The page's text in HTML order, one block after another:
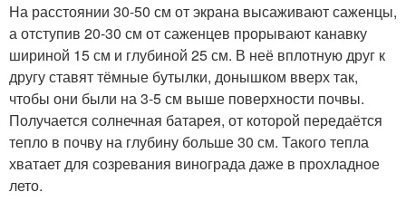
На расстоянии 30-50 см от экрана высаживают саженцы,
а отступив 20-30 см от саженцев прорывают канавку
шириной 15 см и глубиной 25 см. В неё вплотную друг к
другу ставят тёмные бутылки, донышком вверх так,
чтобы они были на 3-5 см выше поверхности почвы.
Получается солнечная батарея, от которой передаётся
тепло в почву на глубину больше 30 см. Такого тепла
хватает для созревания винограда даже в прохладное
лето.